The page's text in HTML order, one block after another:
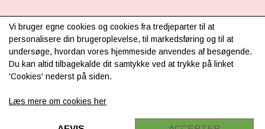
INFORMATION
Om os
Levering & betaling
Retur
Vi bruger egne cookies og cookies fra tredjeparter til at
personalisere din brugeroplevelse, til markedsføring og til at
undersøge, hvordan vores hjemmeside anvendes af besøgende.
Du kan altid tilbagekalde dit samtykke ved at trykke på linket
'Cookies' nederst på siden.
Læs mere om cookies her